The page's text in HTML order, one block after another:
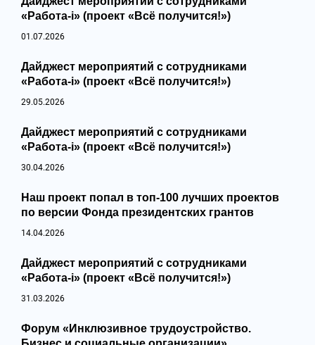
«Работа-i» (проект «Всё получится!»)
01.07.2026
Дайджест мероприятий с сотрудниками
«Работа-i» (проект «Всё получится!»)
29.05.2026
Дайджест мероприятий с сотрудниками
«Работа-i» (проект «Всё получится!»)
30.04.2026
Наш проект попал в топ‑100 лучших проектов
по версии Фонда президентских грантов
14.04.2026
Дайджест мероприятий с сотрудниками
«Работа-i» (проект «Всё получится!»)
31.03.2026
Форум «Инклюзивное трудоустройство.